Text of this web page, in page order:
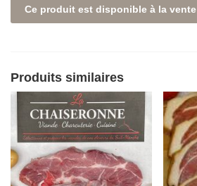
Ce produit est disponible à la vente
Produits similaires